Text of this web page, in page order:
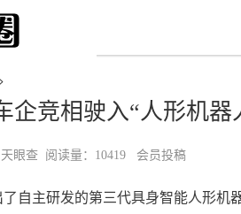
企竞相驶入“人形机器
天眼查 阅读量：10419 会员投稿
自主研发的第三代具身智能人形